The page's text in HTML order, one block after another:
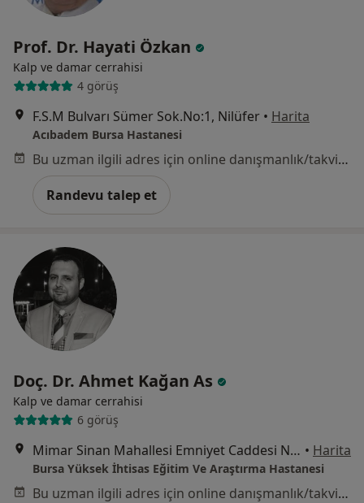
Prof. Dr. Hayati Özkan
Kalp ve damar cerrahisi
4 görüş
F.S.M Bulvarı Sümer Sok.No:1, Nilüfer • Harita
Acıbadem Bursa Hastanesi
Bu uzman ilgili adres için online danışmanlık/takvim sunmuyor.
Randevu talep et
Doç. Dr. Ahmet Kağan As
Kalp ve damar cerrahisi
6 görüş
Mimar Sinan Mahallesi Emniyet Caddesi No:35, Yıldırım • Harita
Bursa Yüksek İhtisas Eğitim Ve Araştırma Hastanesi
Bu uzman ilgili adres için online danışmanlık/takvim sunmuyor.